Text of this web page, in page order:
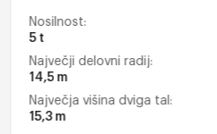
Nosilnost:
5 t
Največji delovni radij:
14,5 m
Največja višina dviga tal:
15,3 m